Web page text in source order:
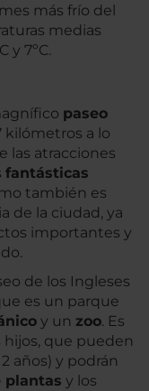
más frío del
medias
y 7ºC.
paseo
kilómetros a lo
las atracciones
fantásticas
también es
de la ciudad, ya
importantes y
de los Ingleses
es un parque
y un zoo. Es
que pueden
años) y podrán
plantas y los